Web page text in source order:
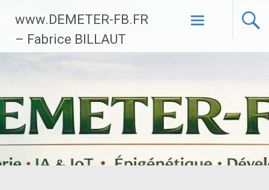
contenu
principal
www.DEMETER-FB.FR
– Fabrice BILLAUT